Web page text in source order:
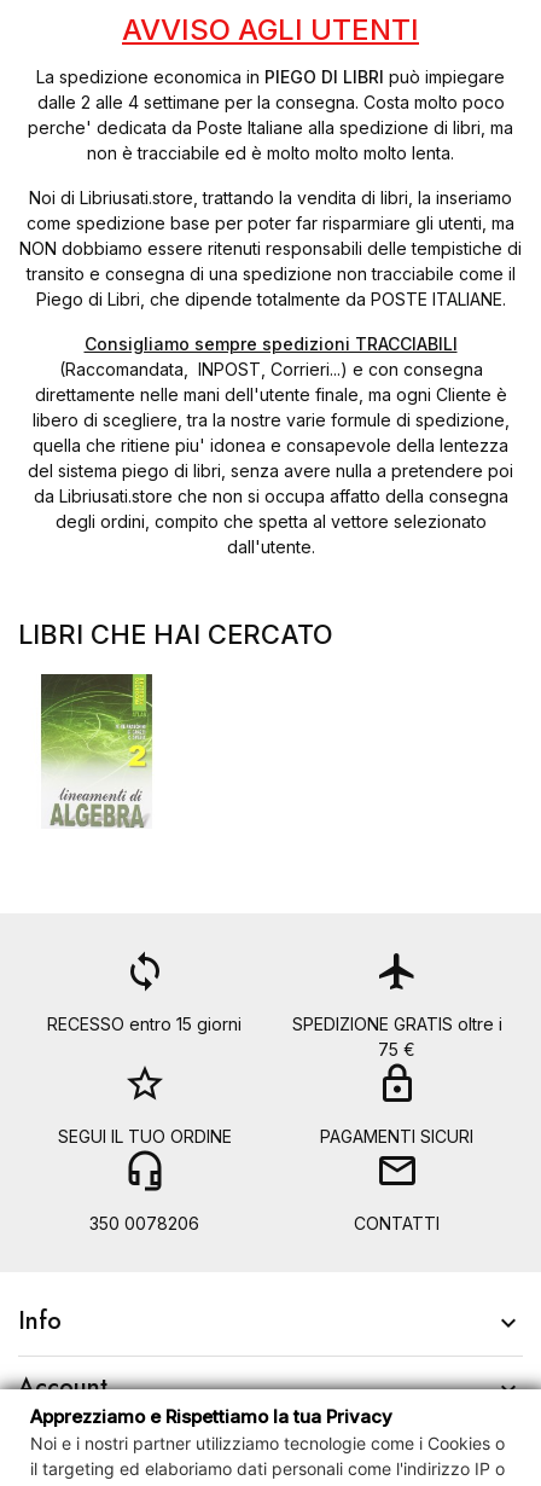
AVVISO AGLI UTENTI
La spedizione economica in PIEGO DI LIBRI può impiegare
dalle 2 alle 4 settimane per la consegna. Costa molto poco
perche' dedicata da Poste Italiane alla spedizione di libri, ma
non è tracciabile ed è molto molto molto lenta.
Noi di Libriusati.store, trattando la vendita di libri, la inseriamo
come spedizione base per poter far risparmiare gli utenti, ma
NON dobbiamo essere ritenuti responsabili delle tempistiche di
transito e consegna di una spedizione non tracciabile come il
Piego di Libri, che dipende totalmente da POSTE ITALIANE.
Consigliamo sempre spedizioni TRACCIABILI
(Raccomandata, INPOST, Corrieri...) e con consegna
direttamente nelle mani dell'utente finale, ma ogni Cliente è
libero di scegliere, tra la nostre varie formule di spedizione,
quella che ritiene piu' idonea e consapevole della lentezza
del sistema piego di libri, senza avere nulla a pretendere poi
da Libriusati.store che non si occupa affatto della consegna
degli ordini, compito che spetta al vettore selezionato
dall'utente.
LIBRI CHE HAI CERCATO
loop
RECESSO entro 15 giorni
flight
SPEDIZIONE GRATIS oltre i
75 €
star_border
SEGUI IL TUO ORDINE
lock
PAGAMENTI SICURI
headset_mic
350 0078206
mail
CONTATTI
Info 
Account 
Contact us 
Apprezziamo e Rispettiamo la tua Privacy
Noi e i nostri partner utilizziamo tecnologie come i Cookies o
il targeting ed elaboriamo dati personali come l'indirizzo IP o